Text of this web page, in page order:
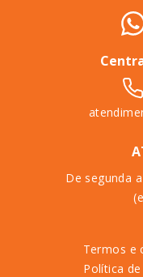
De segunda
Termos e
Política